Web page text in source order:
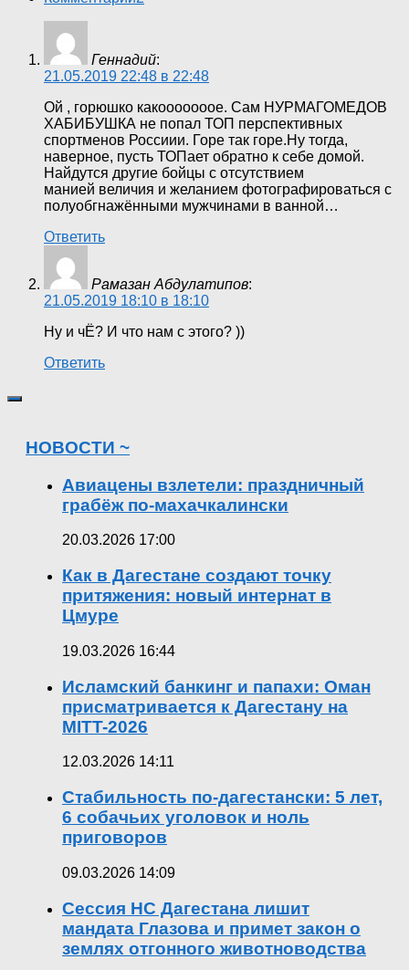
Геннадий:
21.05.2019 22:48 в 22:48
Ой , горюшко какооооооое. Сам НУРМАГОМЕДОВ
ХАБИБУШКА не попал ТОП перспективных
спортменов Россиии. Горе так горе.Ну тогда,
наверное, пусть ТОПает обратно к себе домой.
Найдутся другие бойцы с отсутствием
манией величия и желанием фотографироваться с
полуобгнажёнными мужчинами в ванной…
Ответить
Рамазан Абдулатипов:
21.05.2019 18:10 в 18:10
Ну и чЁ? И что нам с этого? ))
Ответить
НОВОСТИ ~
Авиацены взлетели: праздничный
грабёж по-махачкалински
20.03.2026 17:00
Как в Дагестане создают точку
притяжения: новый интернат в
Цмуре
19.03.2026 16:44
Исламский банкинг и папахи: Оман
присматривается к Дагестану на
MITT-2026
12.03.2026 14:11
Стабильность по-дагестански: 5 лет,
6 собачьих уголовок и ноль
приговоров
09.03.2026 14:09
Сессия НС Дагестана лишит
мандата Глазова и примет закон о
землях отгонного животноводства